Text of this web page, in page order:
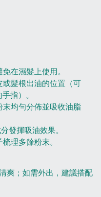
在濕髮上使用。
髮根出油的位置（可
指）。
均勻分佈並吸收油脂
發揮吸油效果。
理多餘粉末。
爽；如需外出，建議搭配